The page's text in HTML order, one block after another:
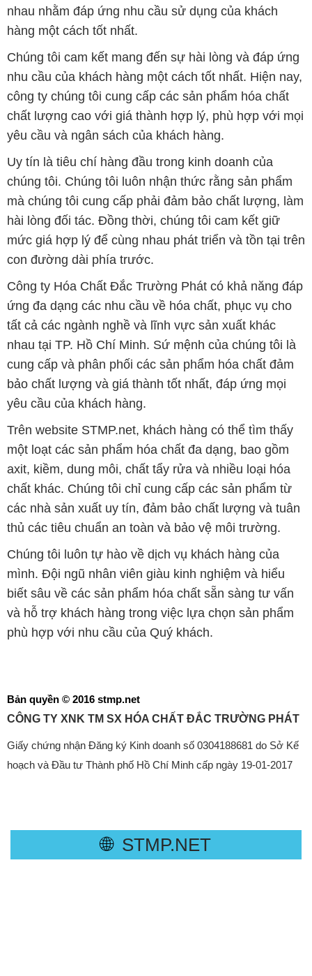
nhau nhằm đáp ứng nhu cầu sử dụng của khách
hàng một cách tốt nhất.
Chúng tôi cam kết mang đến sự hài lòng và đáp ứng
nhu cầu của khách hàng một cách tốt nhất. Hiện nay,
công ty chúng tôi cung cấp các sản phẩm hóa chất
chất lượng cao với giá thành hợp lý, phù hợp với mọi
yêu cầu và ngân sách của khách hàng.
Uy tín là tiêu chí hàng đầu trong kinh doanh của
chúng tôi. Chúng tôi luôn nhận thức rằng sản phẩm
mà chúng tôi cung cấp phải đảm bảo chất lượng, làm
hài lòng đối tác. Đồng thời, chúng tôi cam kết giữ
mức giá hợp lý để cùng nhau phát triển và tồn tại trên
con đường dài phía trước.
Công ty Hóa Chất Đắc Trường Phát có khả năng đáp
ứng đa dạng các nhu cầu về hóa chất, phục vụ cho
tất cả các ngành nghề và lĩnh vực sản xuất khác
nhau tại TP. Hồ Chí Minh. Sứ mệnh của chúng tôi là
cung cấp và phân phối các sản phẩm hóa chất đảm
bảo chất lượng và giá thành tốt nhất, đáp ứng mọi
yêu cầu của khách hàng.
Trên website STMP.net, khách hàng có thể tìm thấy
một loạt các sản phẩm hóa chất đa dạng, bao gồm
axit, kiềm, dung môi, chất tẩy rửa và nhiều loại hóa
chất khác. Chúng tôi chỉ cung cấp các sản phẩm từ
các nhà sản xuất uy tín, đảm bảo chất lượng và tuân
thủ các tiêu chuẩn an toàn và bảo vệ môi trường.
Chúng tôi luôn tự hào về dịch vụ khách hàng của
mình. Đội ngũ nhân viên giàu kinh nghiệm và hiểu
biết sâu về các sản phẩm hóa chất sẵn sàng tư vấn
và hỗ trợ khách hàng trong việc lựa chọn sản phẩm
phù hợp với nhu cầu của Quý khách.
Bản quyền © 2016 stmp.net
CÔNG TY XNK TM SX HÓA CHẤT ĐẮC TRƯỜNG PHÁT
Giấy chứng nhận Đăng ký Kinh doanh số 0304188681 do Sở Kế
hoạch và Đầu tư Thành phố Hồ Chí Minh cấp ngày 19-01-2017
🌐 STMP.NET